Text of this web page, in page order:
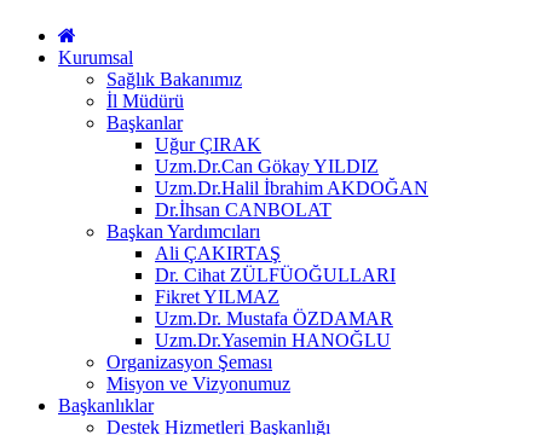
Kurumsal
Sağlık Bakanımız
İl Müdürü
Başkanlar
Uğur ÇIRAK
Uzm.Dr.Can Gökay YILDIZ
Uzm.Dr.Halil İbrahim AKDOĞAN
Dr.İhsan CANBOLAT
Başkan Yardımcıları
Ali ÇAKIRTAŞ
Dr. Cihat ZÜLFÜOĞULLARI
Fikret YILMAZ
Uzm.Dr. Mustafa ÖZDAMAR
Uzm.Dr.Yasemin HANOĞLU
Organizasyon Şeması
Misyon ve Vizyonumuz
Başkanlıklar
Destek Hizmetleri Başkanlığı